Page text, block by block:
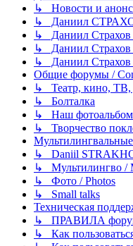
↳ Новости и
↳ Даниил
↳ Даниил
↳ Даниил
↳ Даниил Страхов
Общие форумы /
↳ Театр, кино, ТВ,
↳ Болталка
↳ Наш фотоальбом
↳ Творчество
↳ Daniil
↳ Мультилингво /
↳ Фото / Photos
↳ Small talks
Техническая
↳ ПРАВИЛА
↳ Как